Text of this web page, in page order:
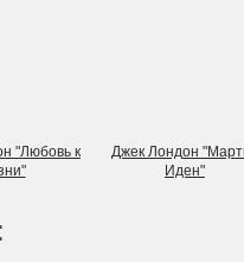
"Любовь к
Джек Лондон
Иден"